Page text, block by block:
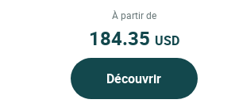
village perché sur les pentes...
À partir de
184.35 USD
Découvrir